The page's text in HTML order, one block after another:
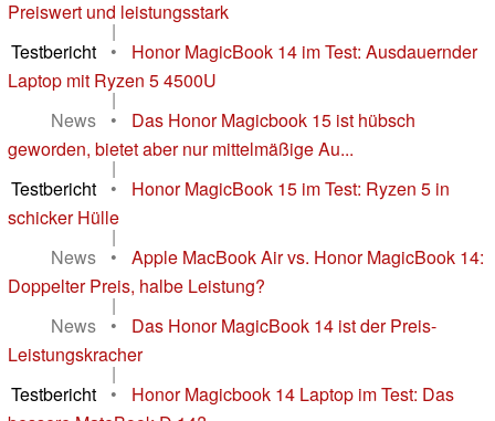
Preiswert und leistungsstark
|
Testbericht
•
Honor MagicBook 14 im Test: Ausdauernder
Laptop mit Ryzen 5 4500U
|
News
•
Das Honor Magicbook 15 ist hübsch
geworden, bietet aber nur mittelmäßige Au...
|
Testbericht
•
Honor MagicBook 15 im Test: Ryzen 5 in
schicker Hülle
|
News
•
Apple MacBook Air vs. Honor MagicBook 14:
Doppelter Preis, halbe Leistung?
|
News
•
Das Honor MagicBook 14 ist der Preis-
Leistungskracher
|
Testbericht
•
Honor Magicbook 14 Laptop im Test: Das